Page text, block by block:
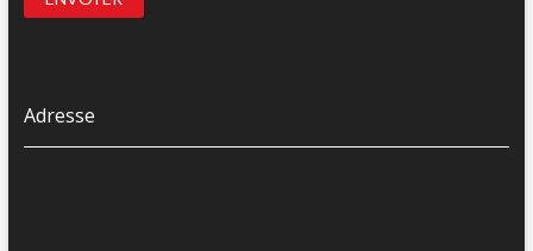
Adresse